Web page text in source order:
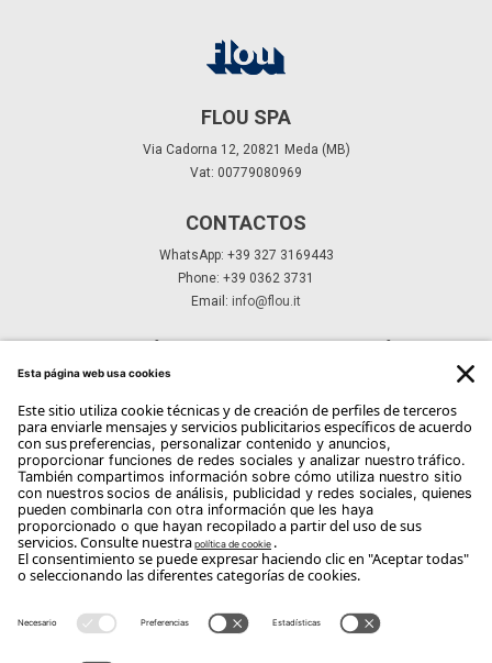
FLOU SPA
Via Cadorna 12, 20821 Meda (MB)
Vat: 00779080969
CONTACTOS
WhatsApp: +39 327 3169443
Phone: +39 0362 3731
Email: info@flou.it
Suscríbete
Copyright Flou 2026
Modificar la configuración de privacidad